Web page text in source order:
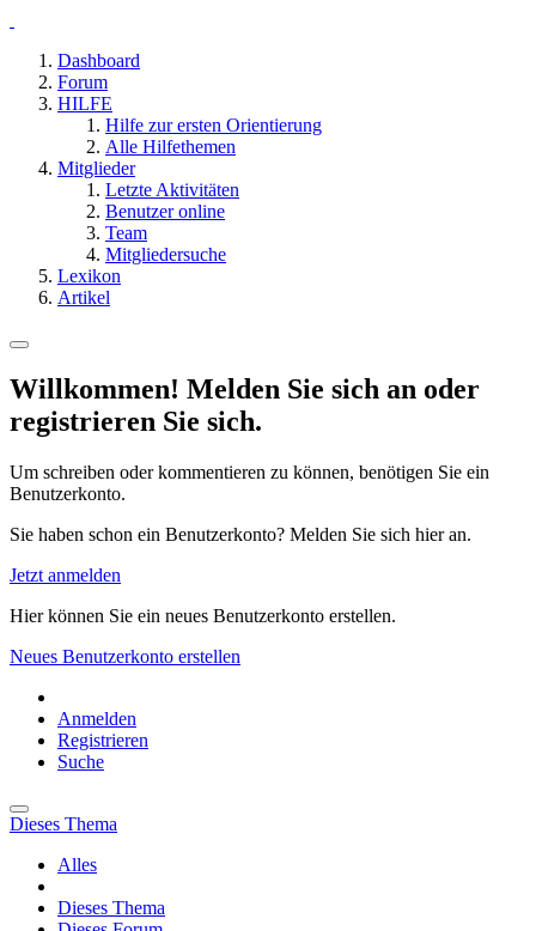
Dashboard
Forum
HILFE
Hilfe zur ersten Orientierung
Alle Hilfethemen
Mitglieder
Letzte Aktivitäten
Benutzer online
Team
Mitgliedersuche
Lexikon
Artikel
Willkommen! Melden Sie sich an oder
registrieren Sie sich.
Um schreiben oder kommentieren zu können, benötigen Sie ein
Benutzerkonto.
Sie haben schon ein Benutzerkonto? Melden Sie sich hier an.
Jetzt anmelden
Hier können Sie ein neues Benutzerkonto erstellen.
Neues Benutzerkonto erstellen
Anmelden
Registrieren
Suche
Dieses Thema
Alles
Dieses Thema